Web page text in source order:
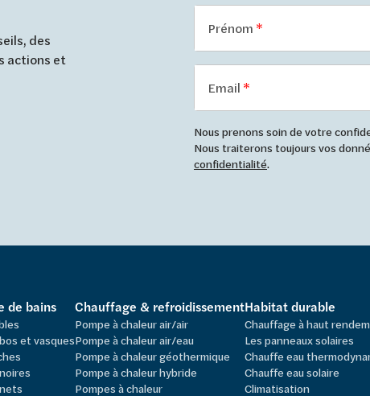
des
actions et
Prénom
Email
Nous prenons soin de votre
Nous traiterons toujours vos
confidentialité.
de bains
et vasques
Chauffage & refroidissement
Pompe à chaleur air/air
Pompe à chaleur air/eau
Pompe à chaleur géothermique
Pompe à chaleur hybride
Pompes à chaleur
Habitat durable
Chauffage à haut
Les panneaux solaires
Chauffe eau
Chauffe eau solaire
Climatisation